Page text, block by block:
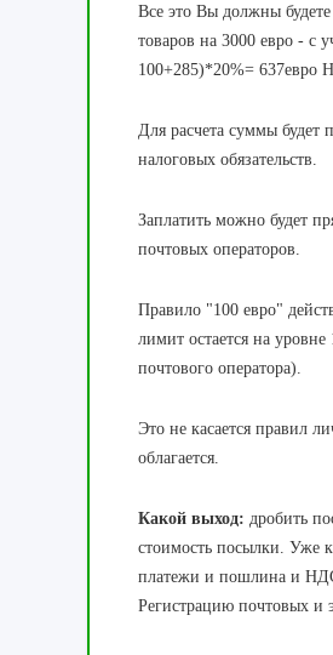
Все это Вы должны
товаров на 3000 евро - с
100+285)*20%= 637евро
Для расчета суммы будет
налоговых обязательств.
Заплатить можно будет
почтовых операторов.
Правило "100 евро"
лимит остается на
почтового оператора).
Это не касается правил
облагается.
Какой выход: дробить
стоимость посылки. Уже
платежи и пошлина и НДС,
Регистрацию почтовых и